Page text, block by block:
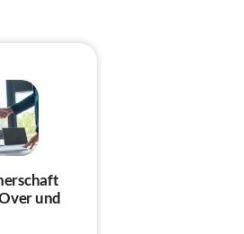
und